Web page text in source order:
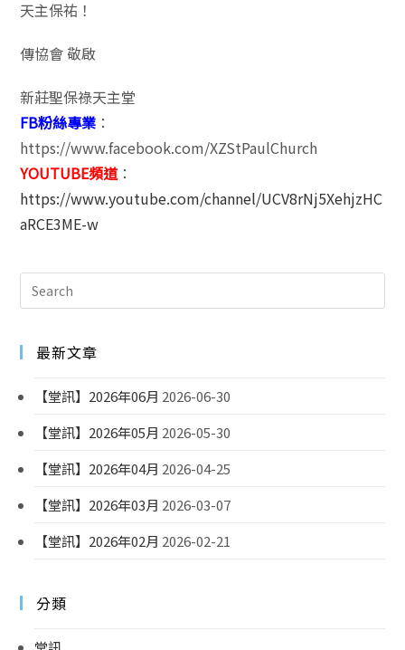
天主保祐！
傳協會 敬啟
新莊聖保祿天主堂
FB粉絲專業 ：
https://www.facebook.com/XZStPaulChurch
YOUTUBE頻道：
https://www.youtube.com/channel/UCV8rNj5XehjzHC
aRCE3ME-w
最新文章
【堂訊】2026年06月 2026-06-30
【堂訊】2026年05月 2026-05-30
【堂訊】2026年04月 2026-04-25
【堂訊】2026年03月 2026-03-07
【堂訊】2026年02月 2026-02-21
分類